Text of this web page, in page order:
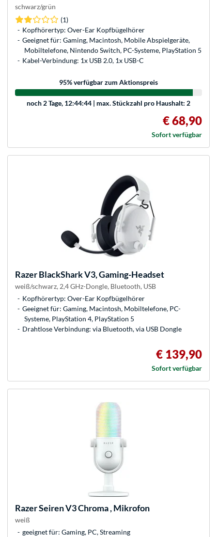
schwarz/grün
(1)
Kopfhörertyp: Over-Ear Kopfbügelhörer
Geeignet für: Gaming, Macintosh, Mobile Abspielgeräte,
Mobiltelefone, Nintendo Switch, PC-Systeme, PlayStation 5
Kabel-Verbindung: 1x USB 2.0, 1x USB-C
95% verfügbar zum Aktionspreis
noch 2 Tage, 12:44:44 | max. Stückzahl pro Haushalt: 2
€ 68,90
Sofort verfügbar
RazerBlackShark V3, Gaming-Headset
weiß/schwarz, 2,4 GHz-Dongle, Bluetooth, USB
Kopfhörertyp: Over-Ear Kopfbügelhörer
Geeignet für: Gaming, Macintosh, Mobiltelefone, PC-
Systeme, PlayStation 4, PlayStation 5
Drahtlose Verbindung: via Bluetooth, via USB Dongle
€ 139,90
Sofort verfügbar
RazerSeiren V3 Chroma , Mikrofon
weiß
geeignet für: Gaming, PC, Streaming